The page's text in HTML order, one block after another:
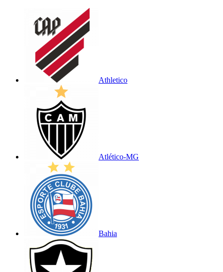
Athletico
Atlético-MG
Bahia